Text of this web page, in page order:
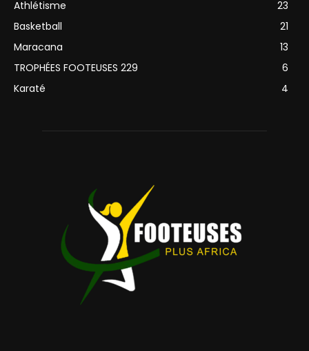
Athlétisme
23
Basketball
21
Maracana
13
TROPHÉES FOOTEUSES 229
6
Karaté
4